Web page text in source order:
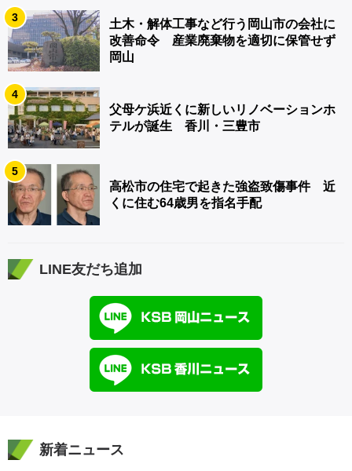
3
土木・解体工事など行う岡山市の会社に
改善命令 産業廃棄物を適切に保管せず
岡山
4
父母ケ浜近くに新しいリノベーションホ
テルが誕生 香川・三豊市
5
高松市の住宅で起きた強盗致傷事件 近
くに住む64歳男を指名手配
LINE友だち追加
新着ニュース